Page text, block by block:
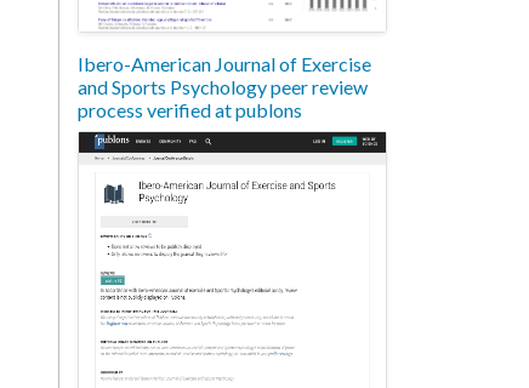
Ibero-American Journal of Exercise
and Sports Psychology peer review
process verified at publons